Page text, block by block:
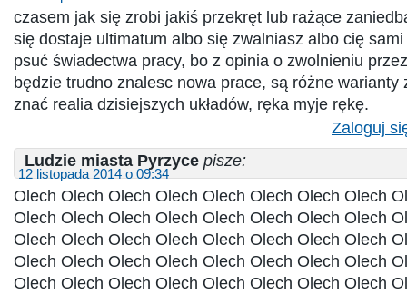
czasem jak się zrobi jakiś przekręt lub rażące
się dostaje ultimatum albo się zwalniasz albo cię
psuć świadectwa pracy, bo z opinia o zwolnieniu
będzie trudno znalesc nowa prace, są różne warianty
znać realia dzisiejszych układów, ręka myje rękę.
Zaloguj
Ludzie miasta Pyrzyce pisze:
12 listopada 2014 o 09:34
Olech Olech Olech Olech Olech Olech Olech Olech
Olech Olech Olech Olech Olech Olech Olech Olech
Olech Olech Olech Olech Olech Olech Olech Olech
Olech Olech Olech Olech Olech Olech Olech Olech
Olech Olech Olech Olech Olech Olech Olech Olech